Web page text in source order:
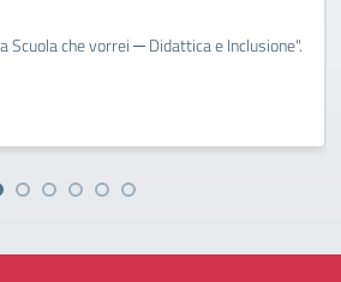
Scuola che vorrei ─ Didattica e Inclusione".